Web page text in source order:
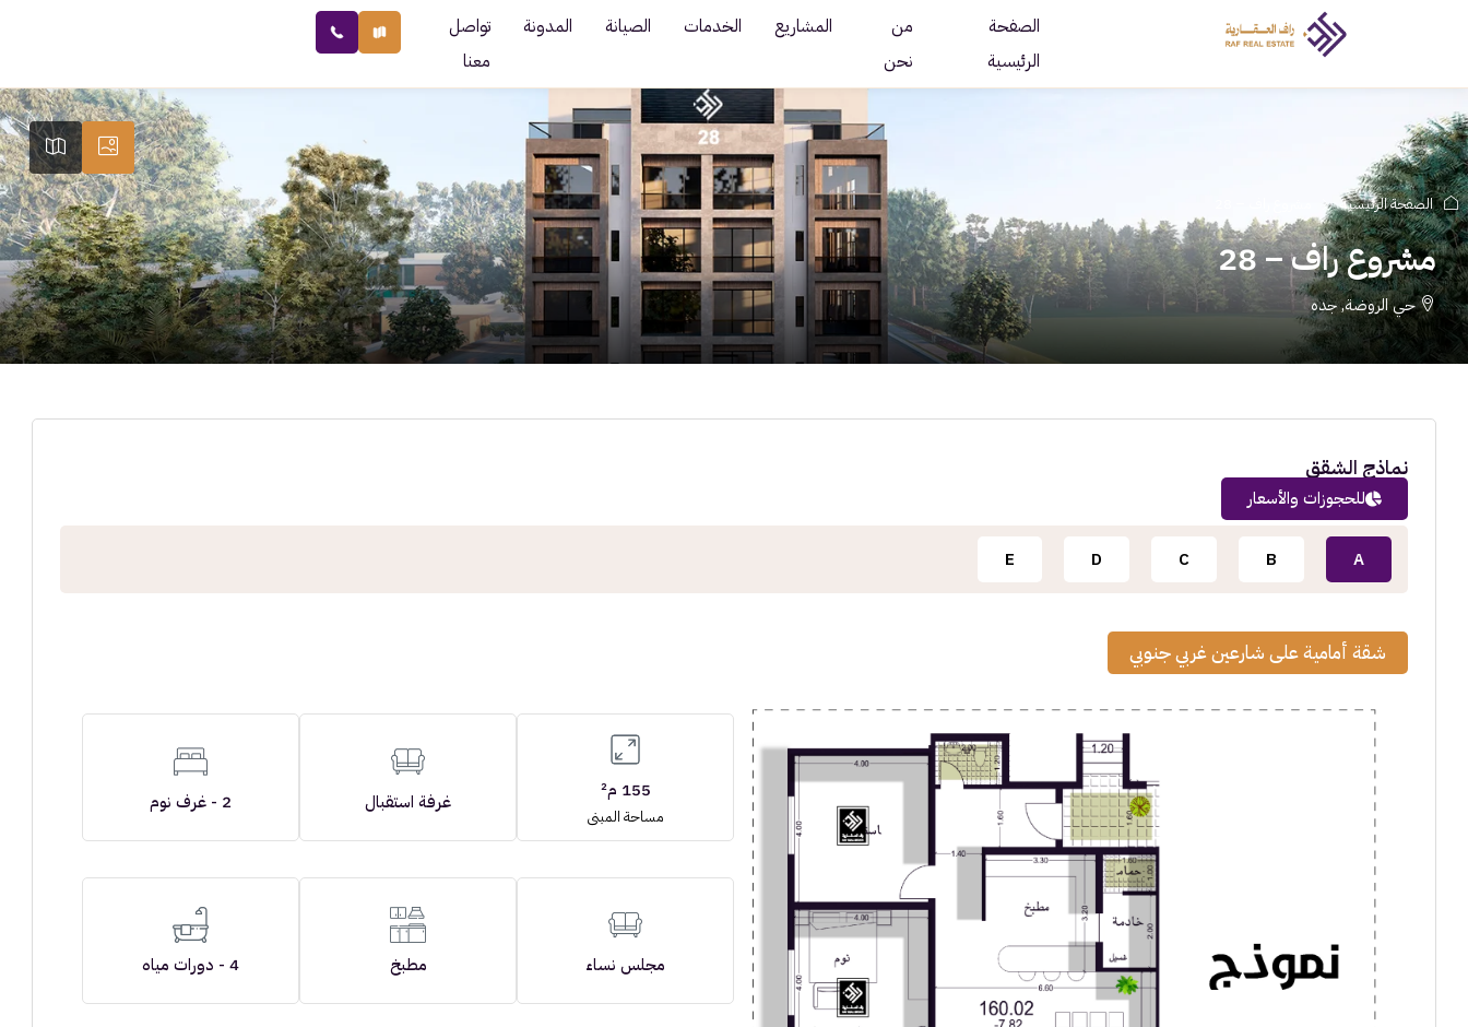
الصفحة
الرئيسية
من
نحن
المشاريع الخدمات الصيانة المدونة
تواصل
معنا
الصفحة الرئيسية
مشروع راف – 28
حي الروضة, جده
نماذج الشقق
للحجوزات والأسعار
A
B
C
D
E
155 م²
مساحة المبنى
غرفة استقبال 2 - غرف نوم
مجلس نساء مطبخ 4 - دورات مياه
شقة أمامية على شارعين غربي جنوبي